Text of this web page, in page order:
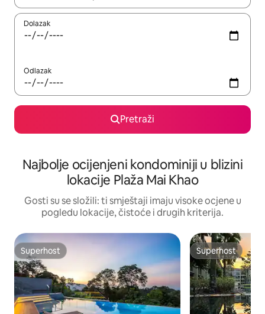
Dolazak
Odlazak
Pretraži
Najbolje ocijenjeni kondominiji u blizini
lokacije Plaža Mai Khao
Gosti su se složili: ti smještaji imaju visoke ocjene u
pogledu lokacije, čistoće i drugih kriterija.
Superhost
Superhost Superhost
Superhost